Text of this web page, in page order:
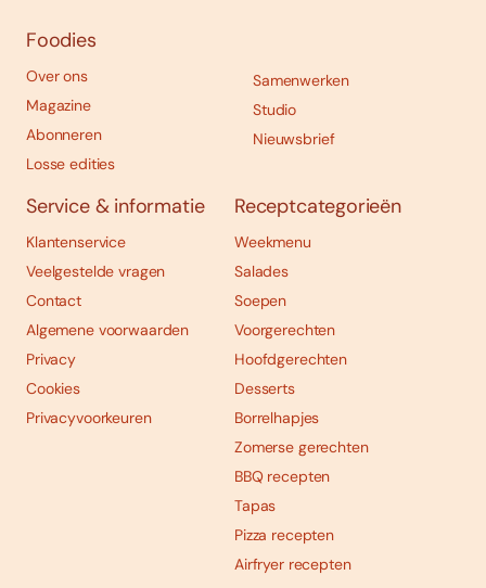
Foodies
Over ons
Magazine
Abonneren
Losse edities
Samenwerken
Studio
Nieuwsbrief
Service & informatie
Klantenservice
Veelgestelde vragen
Contact
Algemene voorwaarden
Privacy
Cookies
Privacyvoorkeuren
Receptcategorieën
Weekmenu
Salades
Soepen
Voorgerechten
Hoofdgerechten
Desserts
Borrelhapjes
Zomerse gerechten
BBQ recepten
Tapas
Pizza recepten
Airfryer recepten